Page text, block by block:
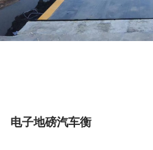
电子地磅汽车衡